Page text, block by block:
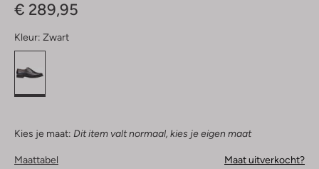
€ 289,95
Kleur: Zwart
Kies je maat: Dit item valt normaal, kies je eigen maat
Maattabel Maat uitverkocht?